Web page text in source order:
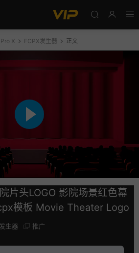
X FCPX发生器 正文
片头LOGO 影院场景红色幕
模板 Movie Theater Logo
生器 推广